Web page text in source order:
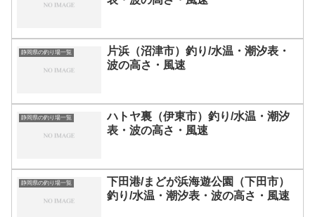
静岡県の釣り場一覧
片浜（沼津市）釣り/水温・潮汐表・
波の高さ・風速
静岡県の釣り場一覧
ハトヤ裏（伊東市）釣り/水温・潮汐
表・波の高さ・風速
静岡県の釣り場一覧
下田港/まどが浜海遊公園（下田市）
釣り/水温・潮汐表・波の高さ・風速